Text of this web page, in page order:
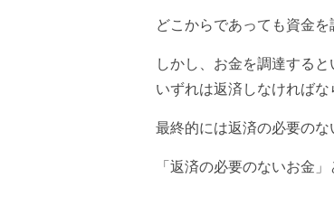
どこからであっても資金
しかし、お金を調達する
いずれは返済しなければな
最終的には返済の必要のな
「返済の必要のないお金